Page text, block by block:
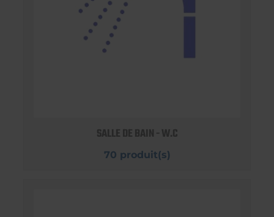
SALLE DE BAIN - W.C
70 produit(s)